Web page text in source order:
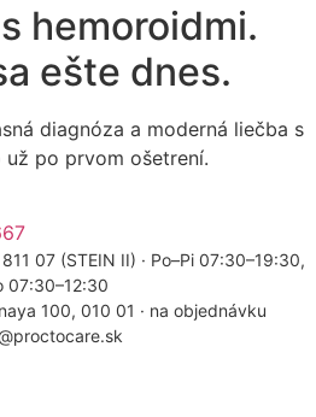
hemoroidmi.
ešte dnes.
diagnóza a moderná liečba s
už po prvom ošetrení.
07 (STEIN II) · Po–Pi 07:30–19:30,
07:30–12:30
100, 010 01 · na objednávku